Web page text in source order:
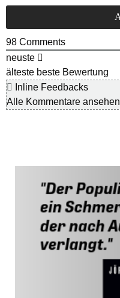
98 Comments
neuste
älteste beste Bewertung
Inline Feedbacks
Alle Kommentare ansehen